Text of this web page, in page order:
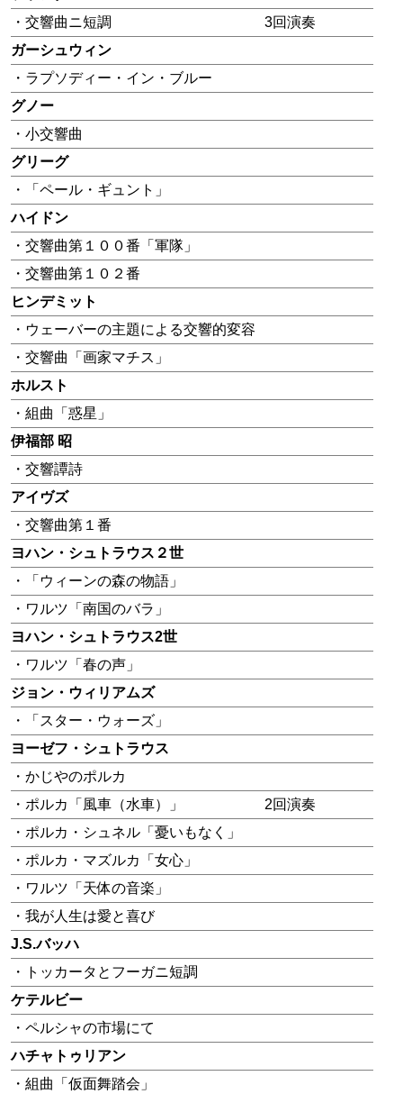
・交響曲ニ短調
3回演奏
ガーシュウィン
・ラプソディー・イン・ブルー
グノー
・小交響曲
グリーグ
・「ペール・ギュント」
ハイドン
・交響曲第１００番「軍隊」
・交響曲第１０２番
ヒンデミット
・ウェーバーの主題による交響的変容
・交響曲「画家マチス」
ホルスト
・組曲「惑星」
伊福部 昭
・交響譚詩
アイヴズ
・交響曲第１番
ヨハン・シュトラウス２世
・「ウィーンの森の物語」
・ワルツ「南国のバラ」
ヨハン・シュトラウス2世
・ワルツ「春の声」
ジョン・ウィリアムズ
・「スター・ウォーズ」
ヨーゼフ・シュトラウス
・かじやのポルカ
・ポルカ「風車（水車）」
2回演奏
・ポルカ・シュネル「憂いもなく」
・ポルカ・マズルカ「女心」
・ワルツ「天体の音楽」
・我が人生は愛と喜び
J.S.バッハ
・トッカータとフーガニ短調
ケテルビー
・ペルシャの市場にて
ハチャトゥリアン
・組曲「仮面舞踏会」